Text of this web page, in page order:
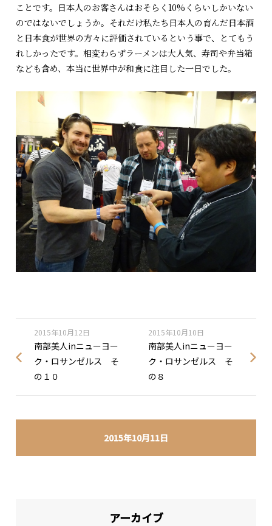
2015年10月11日
ことです。日本人のお客さんはおそらく10%くらいしかいない
のではないでしょうか。それだけ私たち日本人の育んだ日本酒
と日本食が世界の方々に評価されているという事で、とてもう
れしかったです。相変わらずラーメンは大人気、寿司や弁当箱
なども含め、本当に世界中が和食に注目した一日でした。
2015年10月12日
南部美人inニューヨー
ク・ロサンゼルス そ
の１０
2015年10月10日
南部美人inニューヨー
ク・ロサンゼルス そ
の８
アーカイブ